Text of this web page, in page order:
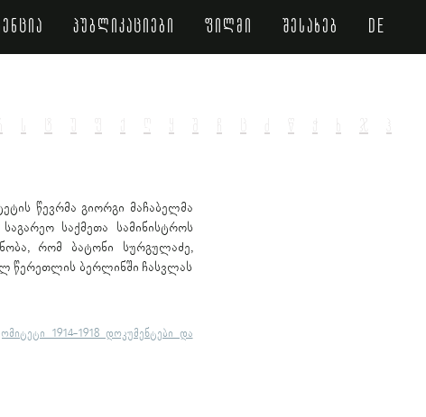
პუბლიკაციები ფილმი შესახებ de
ტ ქ ყ ჩ წ ჭ ხ ჯ ჰ
წევრმა გიორგი მაჩაბელმა
საქმეთა სამინისტროს
რომ ბატონი სურგულაძე,
წერეთლის ბერლინში ჩასვლას
1914-1918 დოკუმენტები და